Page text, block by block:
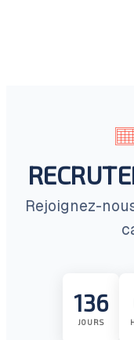
Rejoignez-
136
JOURS